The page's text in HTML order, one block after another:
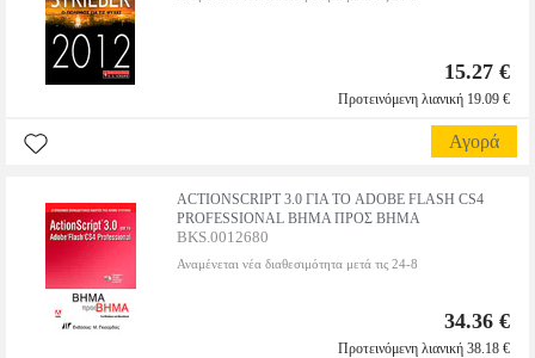
15.27 €
Προτεινόμενη λιανική 19.09 €
Αγορά
ACTIONSCRIPT 3.0 ΓΙΑ ΤΟ ADOBE FLASH CS4
PROFESSIONAL ΒΗΜΑ ΠΡΟΣ ΒΗΜΑ
BKS.0012680
Αναμένεται νέα διαθεσιμότητα μετά τις 24-8
34.36 €
Προτεινόμενη λιανική 38.18 €